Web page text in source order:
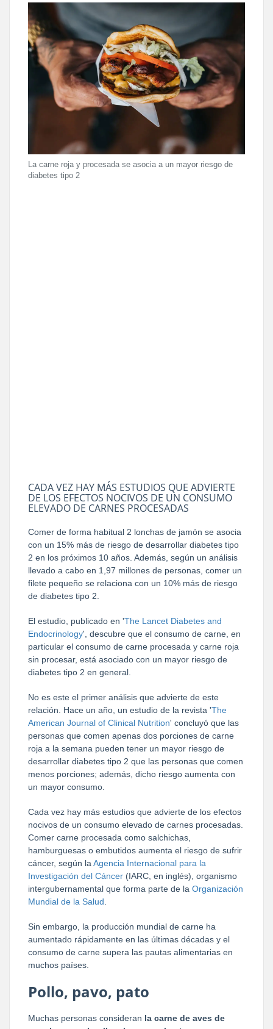
La carne roja y procesada se asocia a un mayor riesgo de
diabetes tipo 2
CADA VEZ HAY MÁS ESTUDIOS QUE ADVIERTE
DE LOS EFECTOS NOCIVOS DE UN CONSUMO
ELEVADO DE CARNES PROCESADAS
Comer de forma habitual 2 lonchas de jamón se asocia
con un 15% más de riesgo de desarrollar diabetes tipo
2 en los próximos 10 años. Además, según un análisis
llevado a cabo en 1,97 millones de personas, comer un
filete pequeño se relaciona con un 10% más de riesgo
de diabetes tipo 2.
El estudio, publicado en 'The Lancet Diabetes and
Endocrinology', descubre que el consumo de carne, en
particular el consumo de carne procesada y carne roja
sin procesar, está asociado con un mayor riesgo de
diabetes tipo 2 en general.
No es este el primer análisis que advierte de este
relación. Hace un año, un estudio de la revista 'The
American Journal of Clinical Nutrition' concluyó que las
personas que comen apenas dos porciones de carne
roja a la semana pueden tener un mayor riesgo de
desarrollar diabetes tipo 2 que las personas que comen
menos porciones; además, dicho riesgo aumenta con
un mayor consumo.
Cada vez hay más estudios que advierte de los efectos
nocivos de un consumo elevado de carnes procesadas.
Comer carne procesada como salchichas,
hamburguesas o embutidos aumenta el riesgo de sufrir
cáncer, según la Agencia Internacional para la
Investigación del Cáncer (IARC, en inglés), organismo
intergubernamental que forma parte de la Organización
Mundial de la Salud
Sin embargo, la producción mundial de carne ha
aumentado rápidamente en las últimas décadas y el
consumo de carne supera las pautas alimentarias en
muchos países.
Pollo, pavo, pato
Muchas personas consideran la carne de aves de